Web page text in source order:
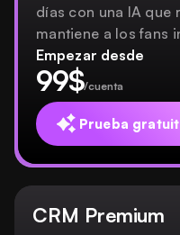
días con una IA que
mantiene a los fans
Empezar desde
99$/cuenta
Prueba
CRM Premium